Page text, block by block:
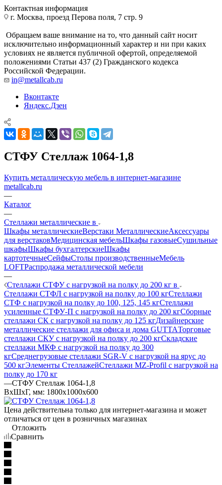
Контактная информация
г. Москва, проезд Перова поля, 7 стр. 9
Обращаем ваше внимание на то, что данный сайт носит
исключительно информационный характер и ни при каких
условиях не является публичной офертой, определяемой
положениями Статьи 437 (2) Гражданского кодекса
Российской Федерации.
in@metallcab.ru
Вконтакте
Яндекс.Дзен
СТФУ Стеллаж 1064-1,8
Купить металлическую мебель в интернет-магазине
metallcab.ru
—
Каталог
—
Стеллажи металлические в
Шкафы металлическиеВерстаки МеталлическиеАксессуары
для верстаковМедицинская мебельШкафы газовыеСушильные
шкафыШкафы бухгалтерскиеШкафы
картотечныеСейфыСтолы производственныеМебель
LOFTРаспродажа металлической мебели
—
Стеллажи СТФУ с нагрузкой на полку до 200 кг в
Стеллажи СТФЛ с нагрузкой на полку до 100 кгСтеллажи
СТФ с нагрузкой на полку до 100, 125, 145 кгСтеллажи
усиленные СТФУ-П с нагрузкой на полку до 200 кгСборные
стеллажи СК с нагрузкой на полку до 125 кгДизайнерские
металлические стеллажи для офиса и дома GUTTAТорговые
стеллажи СКУ с нагрузкой на полку до 200 кгСкладские
стеллажи МКФ с нагрузкой на полку до 300
кгСреднегрузовые стеллажи SGR-V с нагрузкой на ярус до
500 кгЭлементы СтеллажейСтеллажи MZ-Profil с нагрузкой на
полку до 170 кг
—СТФУ Стеллаж 1064-1,8
ВхШхГ, мм: 1800x1000x600
Цена действительна только для интернет-магазина и может
отличаться от цен в розничных магазинах
Отложить
Сравнить